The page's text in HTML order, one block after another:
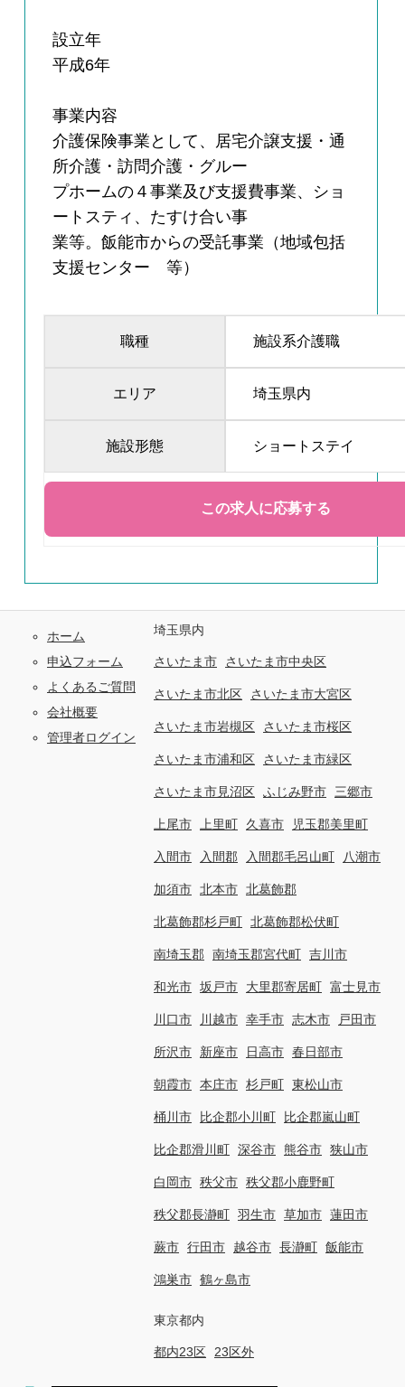
設立年
平成6年
事業内容
介護保険事業として、居宅介譲支援・通
所介護・訪問介護・グルー
プホームの４事業及び支援費事業、ショ
ートスティ、たすけ合い事
業等。飯能市からの受託事業（地域包括
支援センター 等）
職種 施設系介護職
エリア 埼玉県内
施設形態 ショートステイ
ホーム
申込フォーム
よくあるご質問
会社概要
管理者ログイン
埼玉県内
さいたま市 さいたま市中央区
さいたま市北区 さいたま市大宮区
さいたま市岩槻区 さいたま市桜区
さいたま市浦和区 さいたま市緑区
さいたま市見沼区 ふじみ野市 三郷市
上尾市 上里町 久喜市 児玉郡美里町
入間市 入間郡 入間郡毛呂山町 八潮市
加須市 北本市 北葛飾郡
北葛飾郡杉戸町 北葛飾郡松伏町
南埼玉郡 南埼玉郡宮代町 吉川市
和光市 坂戸市 大里郡寄居町 富士見市
川口市 川越市 幸手市 志木市 戸田市
所沢市 新座市 日高市 春日部市
朝霞市 本庄市 杉戸町 東松山市
桶川市 比企郡小川町 比企郡嵐山町
比企郡滑川町 深谷市 熊谷市 狭山市
白岡市 秩父市 秩父郡小鹿野町
秩父郡長瀞町 羽生市 草加市 蓮田市
蕨市 行田市 越谷市 長瀞町 飯能市
鴻巣市 鶴ヶ島市
東京都内
都内23区 23区外